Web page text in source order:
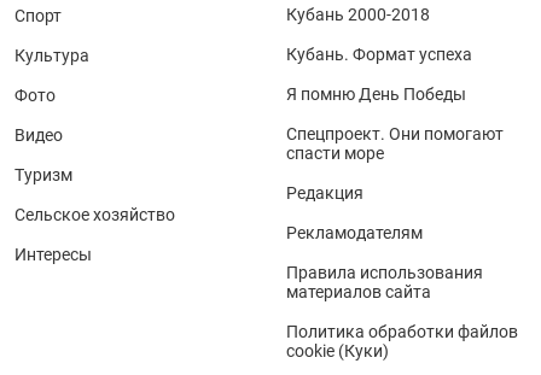
Спорт
Культура
Фото
Видео
Туризм
Сельское хозяйство
Интересы
Кубань 2000-2018
Кубань. Формат успеха
Я помню День Победы
Спецпроект. Они помогают
спасти море
Редакция
Рекламодателям
Правила использования
материалов сайта
Политика обработки файлов
cookie (Куки)